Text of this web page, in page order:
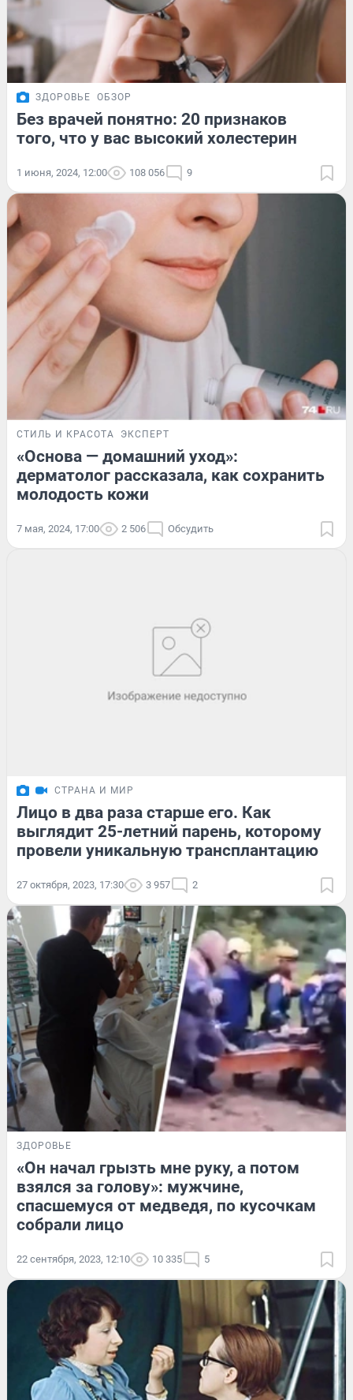
ЗДОРОВЬЕ ОБЗОР
Без врачей понятно: 20 признаков
того, что у вас высокий холестерин
1 июня, 2024, 12:00 108 056 9
СТИЛЬ И КРАСОТА ЭКСПЕРТ
«Основа — домашний уход»:
дерматолог рассказала, как сохранить
молодость кожи
7 мая, 2024, 17:00 2 506 Обсудить
СТРАНА И МИР
Лицо в два раза старше его. Как
выглядит 25-летний парень, которому
провели уникальную трансплантацию
27 октября, 2023, 17:30 3 957 2
ЗДОРОВЬЕ
«Он начал грызть мне руку, а потом
взялся за голову»: мужчине,
спасшемуся от медведя, по кусочкам
собрали лицо
22 сентября, 2023, 12:10 10 335 5